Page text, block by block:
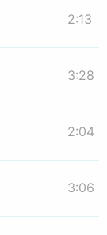
2:13
3:28
2:04
3:06